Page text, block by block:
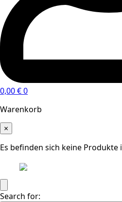
0,00€0
Warenkorb
×
Es befinden sich keine Produkte
Search for: